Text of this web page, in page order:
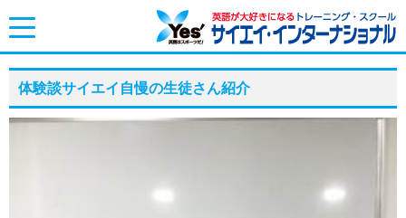
toggle
体験談サイエイ自慢の生徒さん紹介